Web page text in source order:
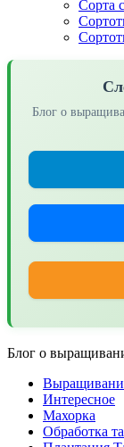
Сорта
Блог о
Блог о
Интересное
Махорка
Обработка